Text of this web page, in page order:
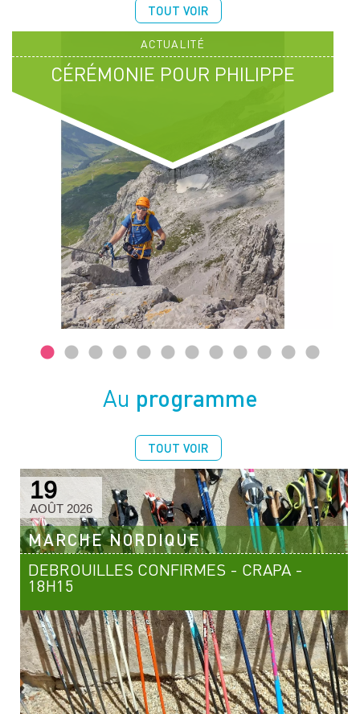
TOUT VOIR
CÉRÉMONIE POUR PHILIPPE
ACTUALITÉ
Au programme
TOUT VOIR
19
AOÛT 2026
MARCHE NORDIQUE
DEBROUILLES CONFIRMES - CRAPA -
18H15